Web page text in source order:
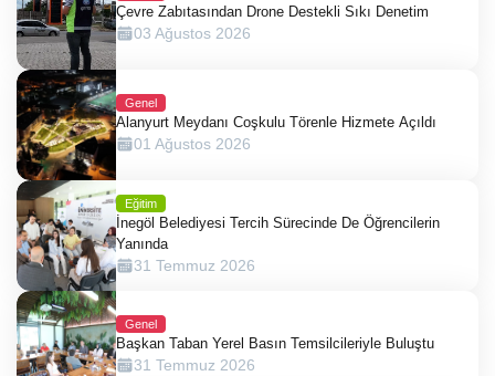
Çevre Zabıtasından Drone Destekli Sıkı Denetim
03 Ağustos 2026
Genel
Alanyurt Meydanı Coşkulu Törenle Hizmete Açıldı
01 Ağustos 2026
Eğitim
İnegöl Belediyesi Tercih Sürecinde De Öğrencilerin
Yanında
31 Temmuz 2026
Genel
Başkan Taban Yerel Basın Temsilcileriyle Buluştu
31 Temmuz 2026